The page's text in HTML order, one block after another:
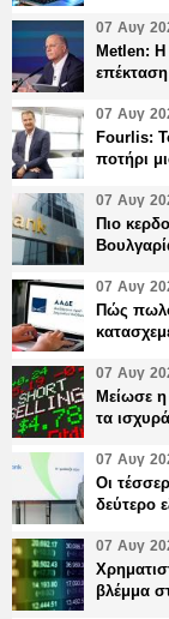
07 Αυγ
Metlen: Η
07 Αυγ
Fourlis:
ποτήρι
07 Αυγ
Πιο
07 Αυγ
Πώς
07 Αυγ
Μείωσε
τα
07 Αυγ
Οι
δεύτερο
07 Αυγ
βλέμμα